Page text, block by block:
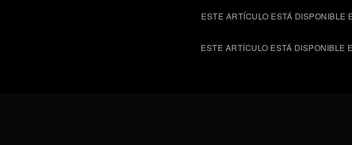
ESTE ARTÍCULO ESTÁ
ESTE ARTÍCULO ESTÁ